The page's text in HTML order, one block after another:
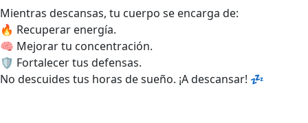
​Mientras descansas, tu cuerpo se encarga de:
🔥 Recuperar energía.
🧠 Mejorar tu concentración.
🛡️ Fortalecer tus defensas.
​No descuides tus horas de sueño. ¡A descansar! 💤